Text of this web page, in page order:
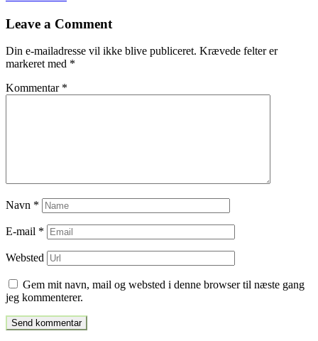
til
Leave a Comment
Din e-mailadresse vil ikke blive publiceret. Krævede felter er
markeret med *
Kommentar *
Navn *
E-mail *
Websted
Gem mit navn, mail og websted i denne browser til næste gang
jeg kommenterer.